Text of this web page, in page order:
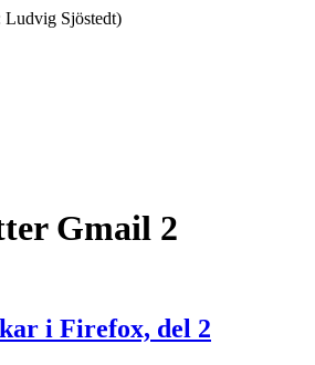
Gmail 2
i Firefox, del 2